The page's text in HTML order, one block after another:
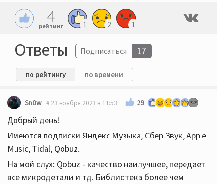
4
рейтинг 1 2 1
Ответы Подписаться 17
по рейтингу по времени
Sn0w 23 ноября 2023 в 11:53 29
Добрый день!
Имеются подписки Яндекс.Музыка, Сбер.Звук, Apple
Music, Tidal, Qobuz.
На мой слух: Qobuz - качество наилучшее, передает
все микродетали и тд. Библиотека более чем